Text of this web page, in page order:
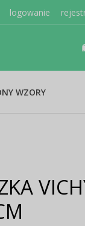
logowanie
WZORY